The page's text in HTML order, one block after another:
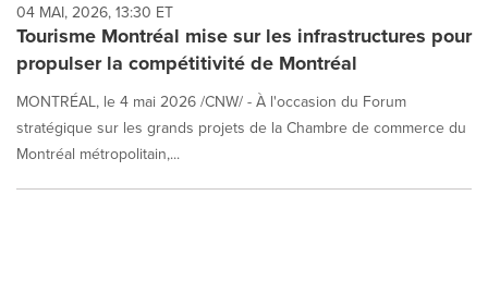
04 MAI, 2026, 13:30 ET
Tourisme Montréal mise sur les infrastructures pour
propulser la compétitivité de Montréal
MONTRÉAL, le 4 mai 2026 /CNW/ - À l'occasion du Forum
stratégique sur les grands projets de la Chambre de commerce du
Montréal métropolitain,...